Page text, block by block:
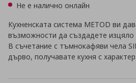
Не е налично онлайн
Кухненската система METOD ви
възможности да създадете изцяло
В съчетание с тъмнокафяви чела
дърво, получавате кухня с